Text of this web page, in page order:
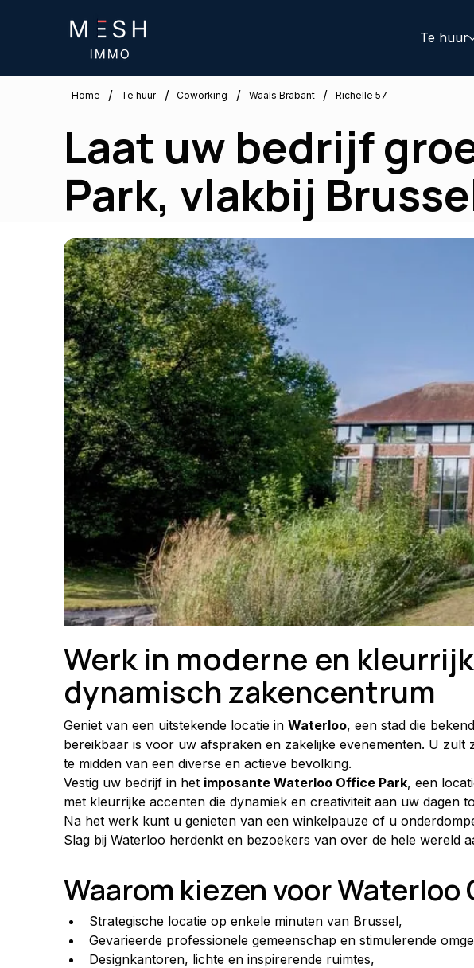
Te huur
Home / Te huur / Coworking / Waals Brabant / Richelle 57
Laat uw bedrijf
Park, vlakbij
Werk in moderne en
dynamisch zakencentrum
Geniet van een uitstekende locatie in Waterloo, een stad die
bereikbaar is voor uw afspraken en zakelijke evenementen. U
te midden van een diverse en actieve bevolking.
Vestig uw bedrijf in het imposante Waterloo Office Park, een
met kleurrijke accenten die dynamiek en creativiteit aan uw dagen
Na het werk kunt u genieten van een winkelpauze of u
Slag bij Waterloo herdenkt en bezoekers van over de hele wereld
Waarom kiezen voor Waterloo
Strategische locatie op enkele minuten van Brussel,
Gevarieerde professionele gemeenschap en stimulerende
Designkantoren, lichte en inspirerende ruimtes,